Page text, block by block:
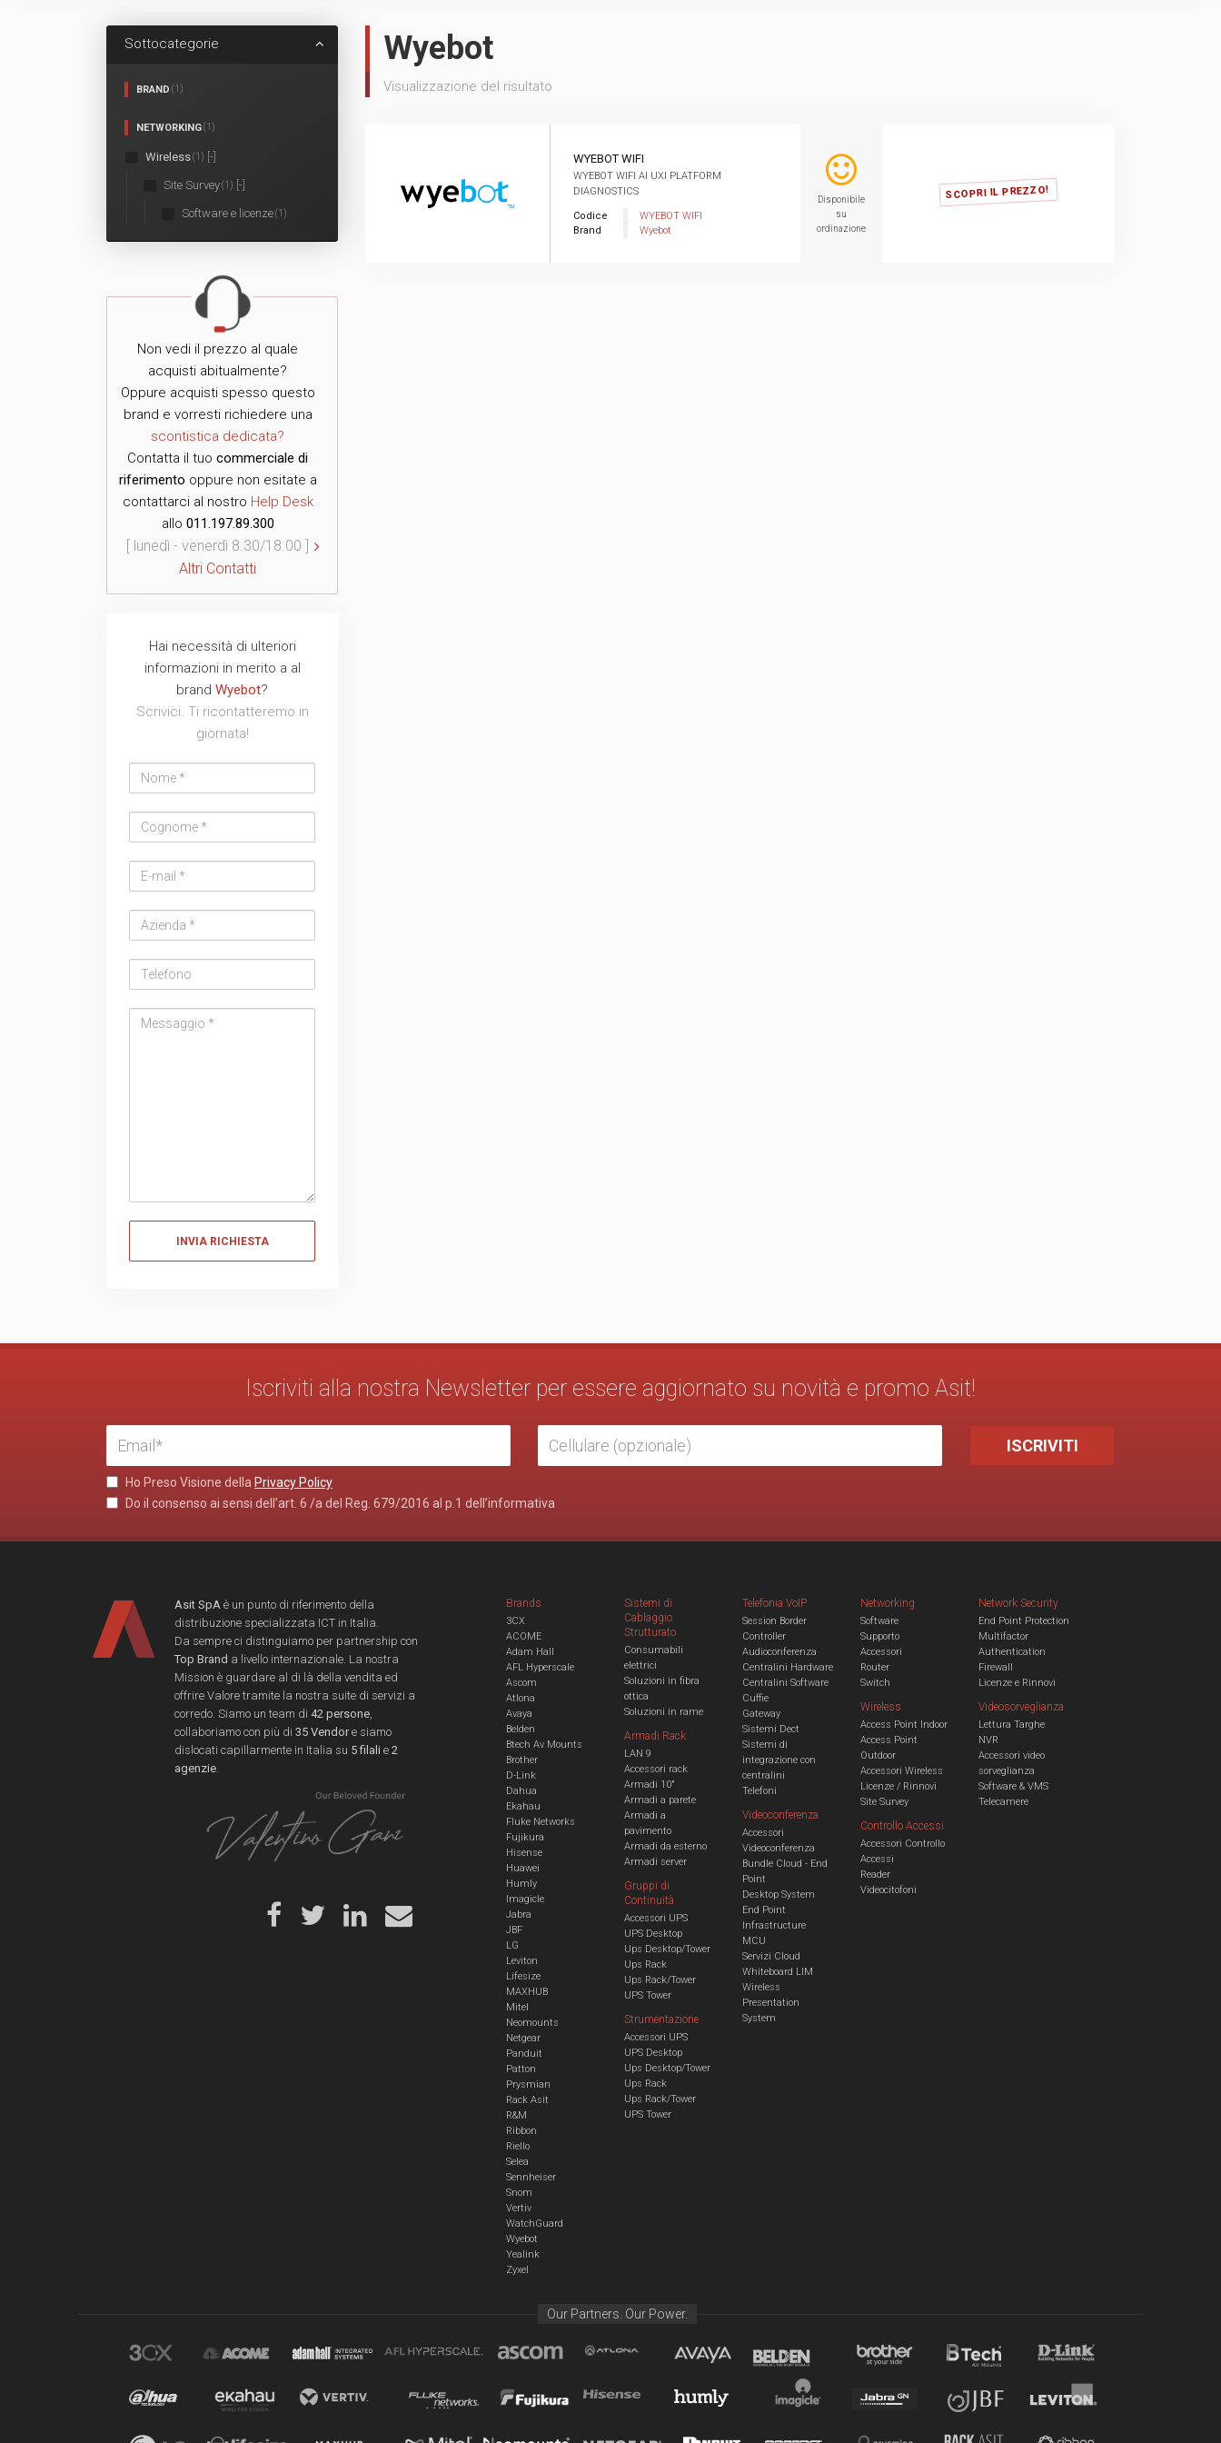
Wyebot
Visualizzazione del risultato
SCOPRI IL PREZZO!
WYEBOT WIFI
WYEBOT WIFI AI UXI PLATFORM
DIAGNOSTICS
Codice
WYEBOT WIFI
Brand
Wyebot
Disponibile
su
ordinazione
Sottocategorie
BRAND (1)
NETWORKING(1)
Wireless(1) [-]
Site Survey(1) [-]
Software e licenze(1)
Non vedi il prezzo al quale
acquisti abitualmente?
Oppure acquisti spesso questo
brand e vorresti richiedere una
scontistica dedicata?
Contatta il tuo commerciale di
riferimento oppure non esitate a
contattarci al nostro Help Desk
allo 011.197.89.300
[ lunedì - venerdì 8.30/18.00 ]
Altri Contatti
Hai necessità di ulteriori
informazioni in merito a al
brand Wyebot?
Scrivici. Ti ricontatteremo in
giornata!
Iscriviti alla nostra Newsletter per essere aggiornato su novità e promo Asit!
Ho Preso Visione della Privacy Policy
Do il consenso ai sensi dell’art. 6 /a del Reg. 679/2016 al p.1 dell’informativa
Asit SpA è un punto di riferimento della
distribuzione specializzata ICT in Italia.
Da sempre ci distinguiamo per partnership con
Top Brand a livello internazionale. La nostra
Mission è guardare al di là della vendita ed
offrire Valore tramite la nostra suite di servizi a
corredo. Siamo un team di 42 persone,
collaboriamo con più di 35 Vendore siamo
dislocati capillarmente in Italia su 5 filali e 2
agenzie.
Brands
3CX
ACOME
Adam Hall
AFL Hyperscale
Ascom
Atlona
Avaya
Belden
Btech Av Mounts
Brother
D-Link
Dahua
Ekahau
Fluke Networks
Fujikura
Hisense
Huawei
Humly
Imagicle
Jabra
JBF
LG
Leviton
Lifesize
MAXHUB
Mitel
Neomounts
Netgear
Panduit
Patton
Prysmian
Rack Asit
R&M
Ribbon
Riello
Selea
Sennheiser
Snom
Vertiv
WatchGuard
Wyebot
Yealink
Zyxel
Sistemi di
Cablaggio
Strutturato
Consumabili
elettrici
Soluzioni in fibra
ottica
Soluzioni in rame
Armadi Rack
LAN 9
Accessori rack
Armadi 10"
Armadi a parete
Armadi a
pavimento
Armadi da esterno
Armadi server
Gruppi di
Continuità
Accessori UPS
UPS Desktop
Ups Desktop/Tower
Ups Rack
Ups Rack/Tower
UPS Tower
Strumentazione
Accessori UPS
UPS Desktop
Ups Desktop/Tower
Ups Rack
Ups Rack/Tower
UPS Tower
Telefonia VoIP
Session Border
Controller
Audioconferenza
Centralini Hardware
Centralini Software
Cuffie
Gateway
Sistemi Dect
Sistemi di
integrazione con
centralini
Telefoni
Videoconferenza
Accessori
Videoconferenza
Bundle Cloud - End
Point
Desktop System
End Point
Infrastructure
MCU
Servizi Cloud
Whiteboard LIM
Wireless
Presentation
System
Networking
Software
Supporto
Accessori
Router
Switch
Wireless
Access Point Indoor
Access Point
Outdoor
Accessori Wireless
Licenze / Rinnovi
Site Survey
Network Security
End Point Protection
Multifactor
Authentication
Firewall
Licenze e Rinnovi
Videosorveglianza
Lettura Targhe
NVR
Accessori video
sorveglianza
Software & VMS
Telecamere
Controllo Accessi
Accessori Controllo
Accessi
Reader
Videocitofoni